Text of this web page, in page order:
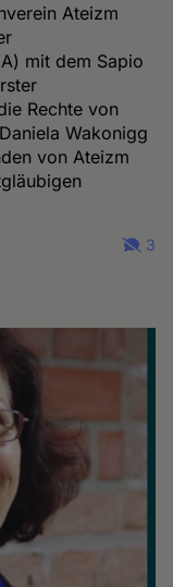
Ateizm
mit dem Sapio
Rechte von
Wakonigg
von Ateizm
3